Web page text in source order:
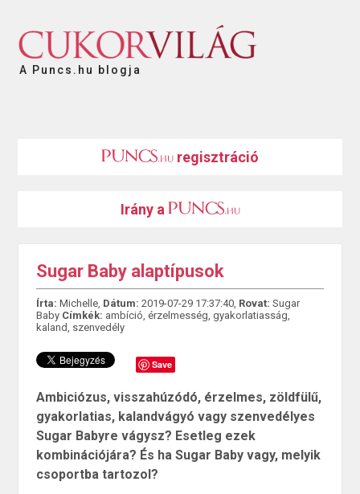
A Puncs.hu blogja
regisztráció
Irány a
Sugar Baby alaptípusok
Írta: Michelle, Dátum: 2019-07-29 17:37:40, Rovat: Sugar
Baby Címkék: ambíció, érzelmesség, gyakorlatiasság,
kaland, szenvedély
Save
Ambiciózus, visszahúzódó, érzelmes, zöldfülű,
gyakorlatias, kalandvágyó vagy szenvedélyes
Sugar Babyre vágysz? Esetleg ezek
kombinációjára? És ha Sugar Baby vagy, melyik
csoportba tartozol?